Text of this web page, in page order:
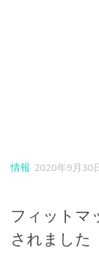
情報 2020年9月30
フィットマ
されました